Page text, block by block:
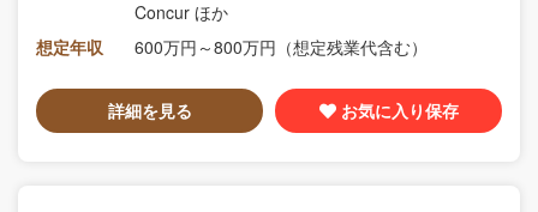
Concur ほか
想定年収
600万円～800万円（想定残業代含む）
詳細を見る お気に入り保存